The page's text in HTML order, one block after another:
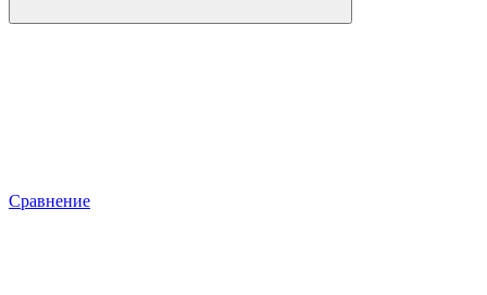
Сравнение